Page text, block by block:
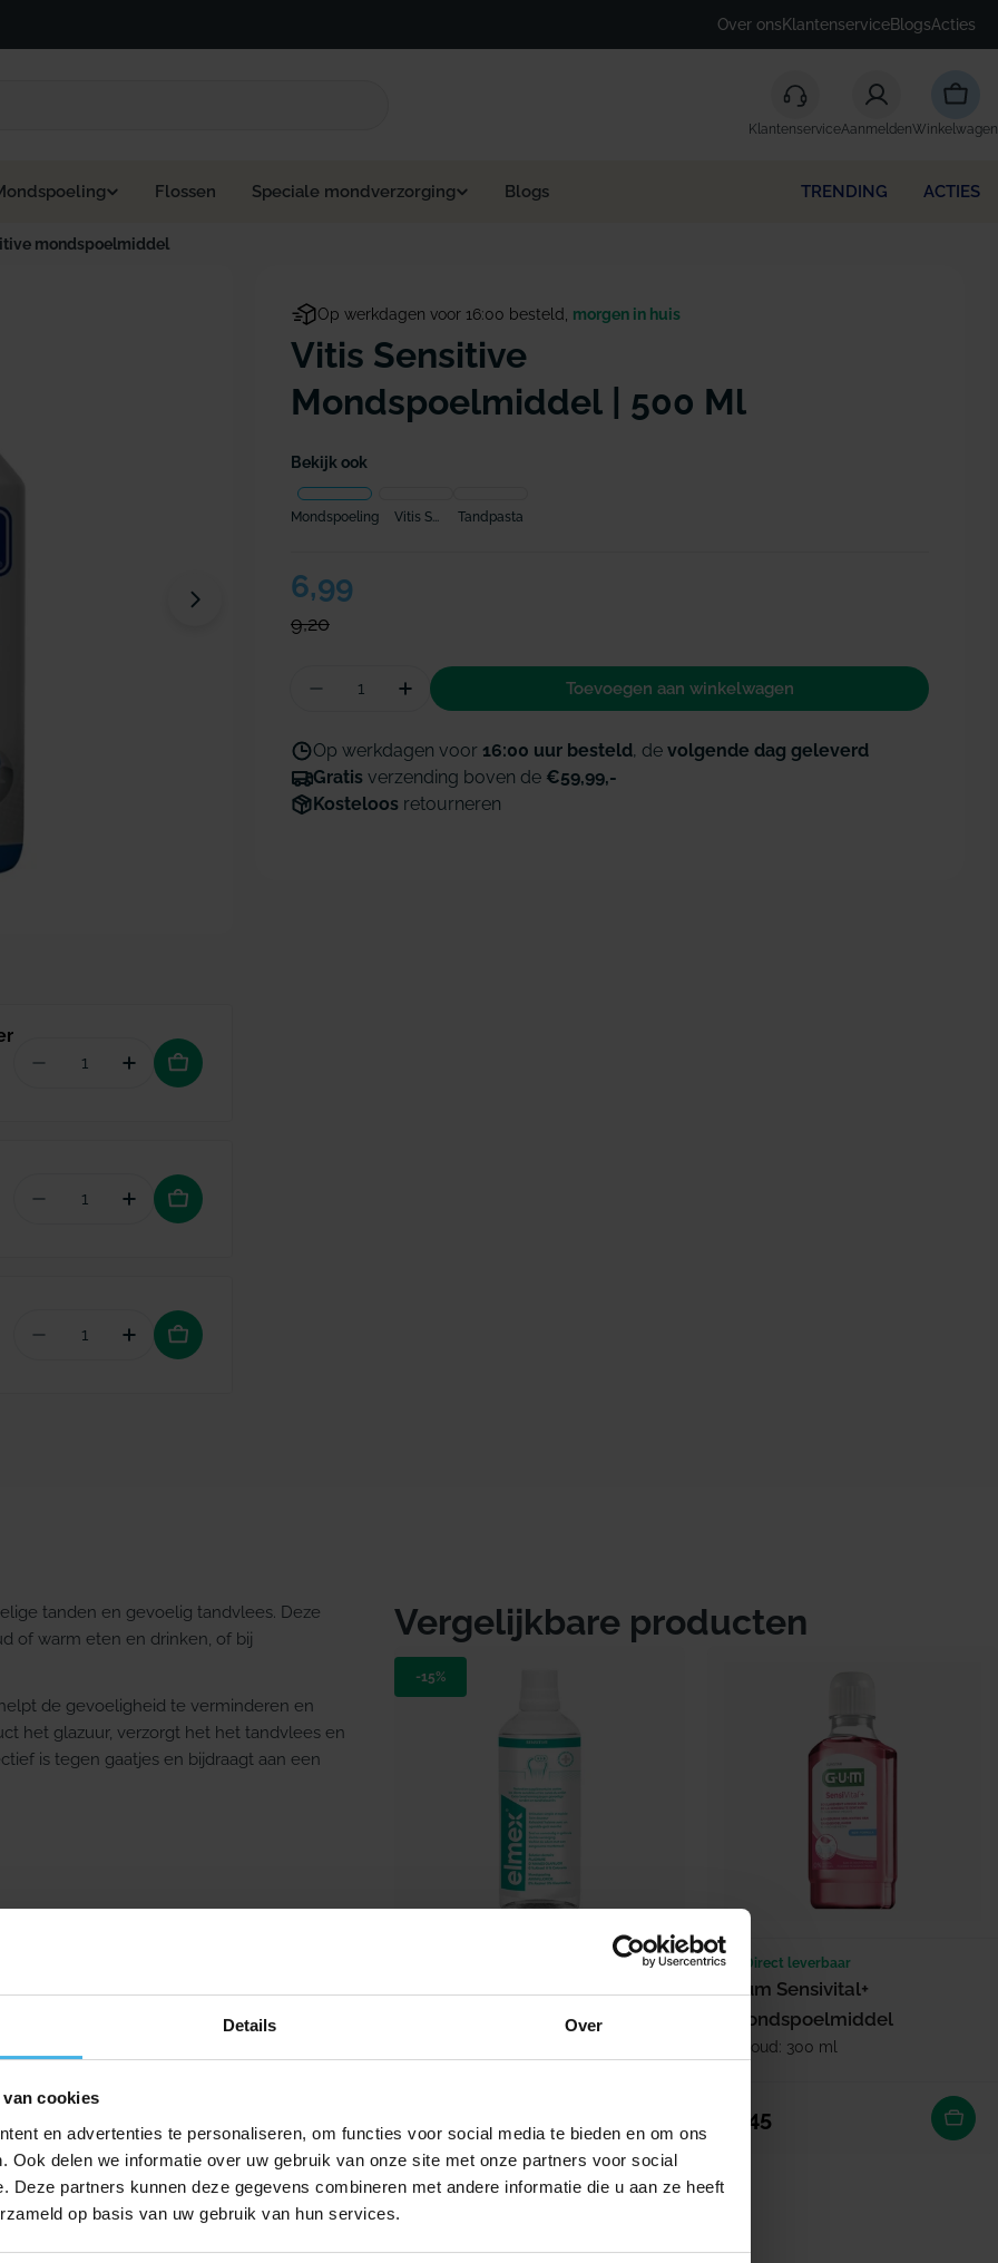
Details Over
cookies
en advertenties te personaliseren, om functies voor social media te bieden en om ons
Ook delen we informatie over uw gebruik van onze site met onze partners voor social
Deze partners kunnen deze gegevens combineren met andere informatie die u aan ze heeft
op basis van uw gebruik van hun services.
Over onsKlantenserviceBlogsActies
KlantenserviceAanmeldenWinkelwagen
Flossen Speciale mondverzorging Blogs TRENDING ACTIES
mondspoelmiddel
Aantal verminderen voor Interprox Plus PHD 1,2 Mini Conical rood blister
Hoeveelheid verhogen voor Interprox Plus PHD 1,2 Mini Conical rood blister
Aantal verminderen voor GUM Access Floss
Hoeveelheid verhogen voor GUM Access Floss
Aantal verminderen voor Vitis Sensitive tandpasta
Hoeveelheid verhogen voor Vitis Sensitive tandpasta
Op werkdagen voor 16:00 besteld, morgen in huis
Vitis Sensitive
Mondspoelmiddel | 500 Ml
Bekijk ook
Mondspoeling Vitis S... Tandpasta
Verkoopprijs
6,99
Normale
prijs
9,20
Aantal verminderen voor Vitis Sensitive mondspoelmiddel
Hoeveelheid verhogen voor Vitis Sensitive mondspoelmiddel
Toevoegen aan winkelwagen
Op werkdagen voor 16:00 uur besteld, de volgende dag geleverd
Gratis verzending boven de €59,99,-
Kosteloos retourneren
tanden en gevoelig tandvlees. Deze
of warm eten en drinken, of bij
de gevoeligheid te verminderen en
het glazuur, verzorgt het het tandvlees en
is tegen gaatjes en bijdraagt aan een
te gebruiken. Voor een optimaal resultaat
tandenborstel.
fabrikant op het gebied van
met tandartsen en mondhygiënisten. Het
Vergelijkbare producten
-15%
4,24
Direct leverbaar
Gum Sensivital+
Mondspoelmiddel
Inhoud: 300 ml
Normale prijs
5,45